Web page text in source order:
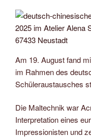
Am 19. August fand
im Rahmen des
Schüleraustausches
Die Maltechnik war
Interpretation eines
Impressionisten und